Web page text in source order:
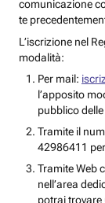
comunicazione
te
L’iscrizione nel
modalità:
Per mail:
l’apposito
pubblico
Tramite il
42986411
Tramite Web
nell’area
potrai